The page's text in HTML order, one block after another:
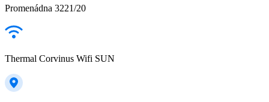
Promenádna 3221/20
Thermal Corvinus Wifi SUN